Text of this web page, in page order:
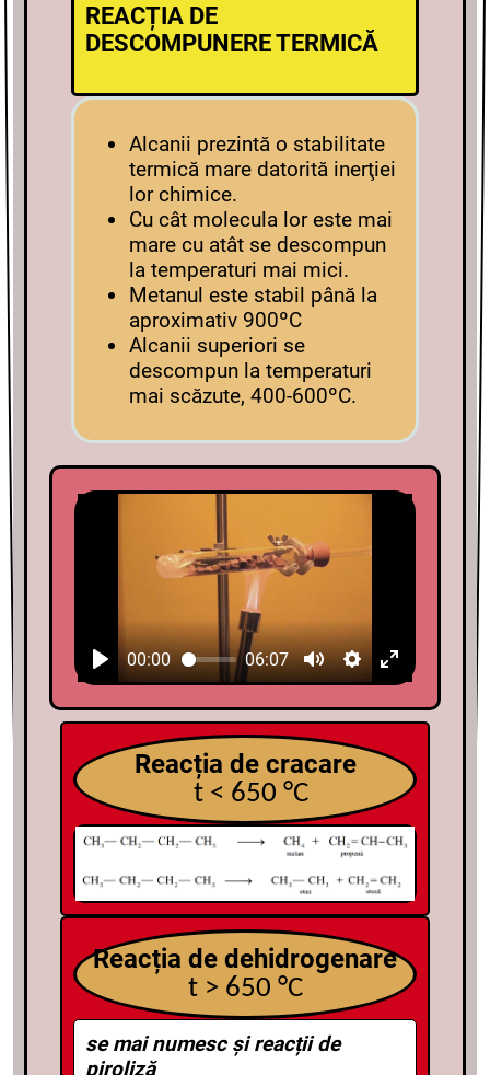
REACȚIA DE
DESCOMPUNERE TERMICĂ
Alcanii prezintă o stabilitate
termică mare datorită inerţiei
lor chimice.
Cu cât molecula lor este mai
mare cu atât se descompun
la temperaturi mai mici.
Metanul este stabil până la
aproximativ 900ºC
Alcanii superiori se
descompun la temperaturi
mai scăzute, 400-600ºC.
00:00 06:07
Reacția de cracare
t ˂ 650 °C
Reacția de dehidrogenare
t ˃ 650 °C
se mai numesc și reacții de
piroliză